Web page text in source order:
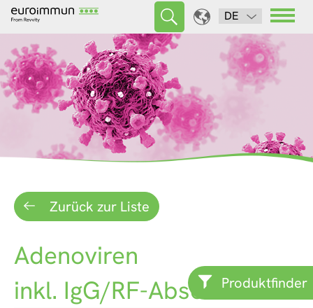
DE
Produktfinder
Zurück zur Liste
Adenoviren
inkl. IgG/RF-Absorbens